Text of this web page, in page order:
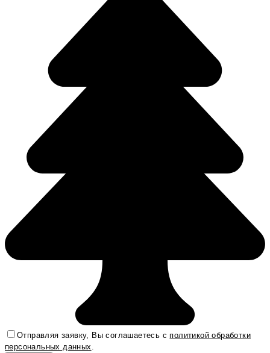
Отправляя заявку, Вы соглашаетесь сполитикой обработки
персональных данных.